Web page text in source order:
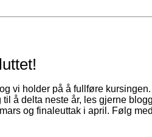
vi holder på å fullføre
å delta neste år, les gjerne
og finaleuttak i april. Følg